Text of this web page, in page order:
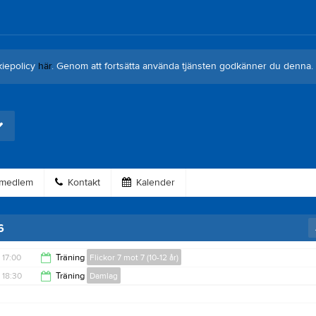
här. Genom att fortsätta använda tjänsten godkänner du denna.
Kontakt Kalender
17:00 Träning Flickor 7 mot 7 (10-12 år)
18:30 Träning Damlag